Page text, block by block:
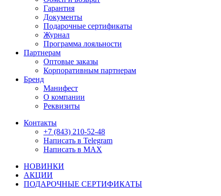
Гарантия
Документы
Подарочные сертификаты
Журнал
Программа лояльности
Партнерам
Оптовые заказы
Корпоративным партнерам
Бренд
Манифест
О компании
Реквизиты
Контакты
+7 (843) 210-52-48
Написать в Telegram
Написать в MAX
НОВИНКИ
АКЦИИ
ПОДАРОЧНЫЕ СЕРТИФИКАТЫ